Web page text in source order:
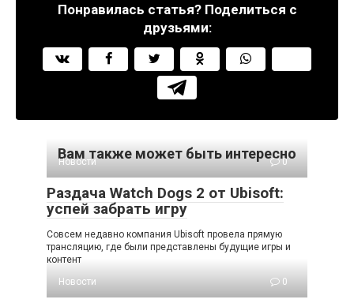
Понравилась статья? Поделиться с
друзьями:
Вам также может быть интересно
Новости 0
Раздача Watch Dogs 2 от Ubisoft:
успей забрать игру
Совсем недавно компания Ubisoft провела прямую
трансляцию, где были представлены будущие игры и
контент
Новости
0